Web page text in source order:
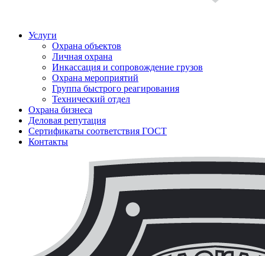
Услуги
Охрана объектов
Личная охрана
Инкассация и сопровождение грузов
Охрана мероприятий
Группа быстрого реагирования
Технический отдел
Охрана бизнеса
Деловая репутация
Сертификаты соответствия ГОСТ
Контакты